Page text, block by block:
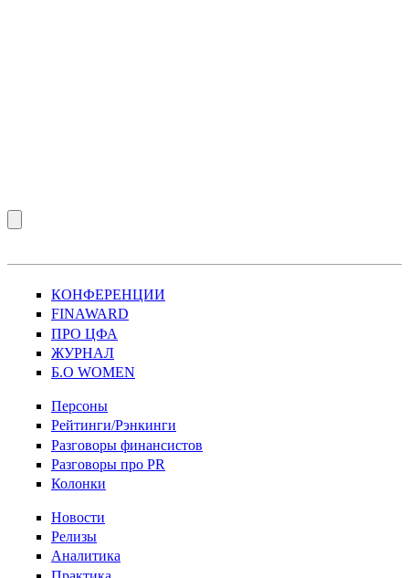
КОНФЕРЕНЦИИ
FINAWARD
ПРО ЦФА
ЖУРНАЛ
Б.О WOMEN
Персоны
Рейтинги/Рэнкинги
Разговоры финансистов
Разговоры про PR
Колонки
Новости
Релизы
Аналитика